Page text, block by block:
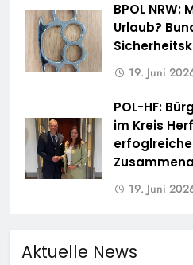
BPOL
Urlaub?
19. Juni
POL-HF:
im Kreis
19. Juni
Aktuelle News